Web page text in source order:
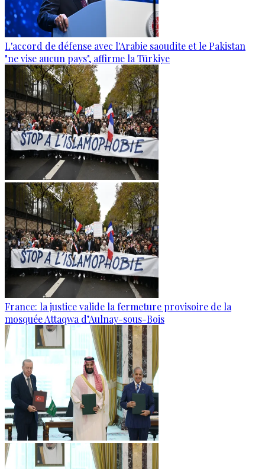
L'accord de défense avec l'Arabie saoudite et le Pakistan
"ne vise aucun pays", affirme la Türkiye
France: la justice valide la fermeture provisoire de la
mosquée Attaqwa d’Aulnay-sous-Bois